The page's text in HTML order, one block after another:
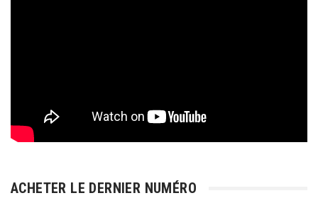
ACHETER LE DERNIER NUMÉRO